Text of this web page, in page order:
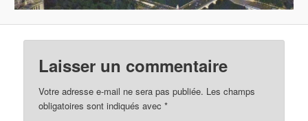
Laisser un commentaire
Votre adresse e-mail ne sera pas publiée. Les champs
obligatoires sont indiqués avec*